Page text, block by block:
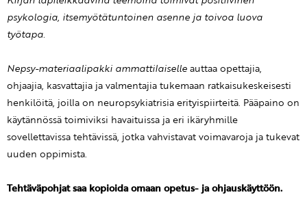
psykologia, itsemyötätuntoinen asenne ja toivoa luova
työtapa.
Nepsy-materiaalipakki ammattilaiselle auttaa opettajia,
ohjaajia, kasvattajia ja valmentajia tukemaan ratkaisukeskeisesti
henkilöitä, joilla on neuropsykiatrisia erityispiirteitä. Pääpaino on
käytännössä toimiviksi havaituissa ja eri ikäryhmille
sovellettavissa tehtävissä, jotka vahvistavat voimavaroja ja tukevat
uuden oppimista.
Tehtäväpohjat saa kopioida omaan opetus- ja ohjauskäyttöön.